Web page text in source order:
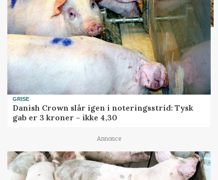
GRISE
Danish Crown slår igen i noteringsstrid: Tysk
gab er 3 kroner – ikke 4,30
Annonce